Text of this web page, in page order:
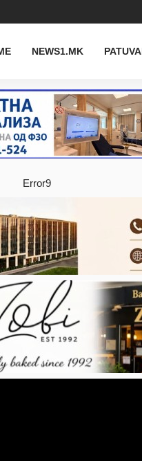
NEWS1.MK
Error9